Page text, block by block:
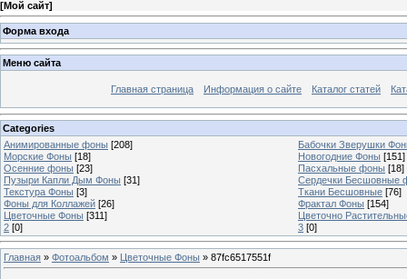
[Мой сайт]
Форма входа
Меню сайта
Главная страница Информация о сайте Каталог статей
Categories
Анимированные фоны [208]
Бабочки Зверушки
Морские Фоны [18] Новогодние Фоны [151]
Осенние фоны [23] Пасхальные фоны [18]
Пузыри Капли Дым Фоны [31]
Сердечки Бесшовные
Текстура Фоны [3] Ткани Бесшовные [76]
Фоны для Коллажей [26] Фрактал Фоны [154]
Цветочные Фоны [311]
Цветочно
2 [0] 3 [0]
Главная » Фотоальбом » Цветочные Фоны » 87fc6517551f